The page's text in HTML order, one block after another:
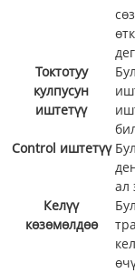
Токтотуу
кулпусун
иштетүү
Control иштетүү
ал
Келүү
көзөмөлдөө